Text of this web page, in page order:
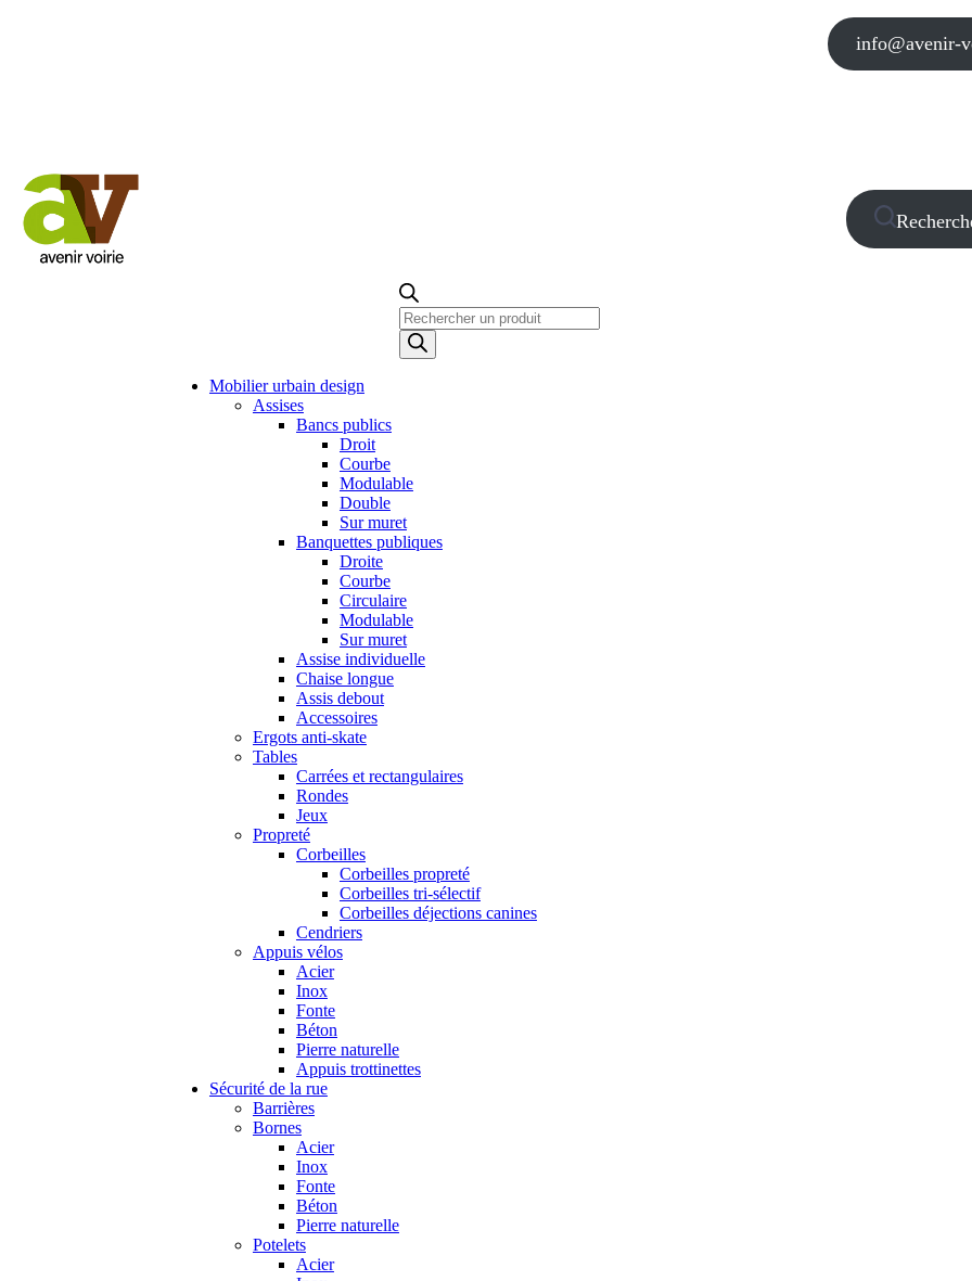
info@avenir-
Recherche
de
produits
Mobilier urbain design
Assises
Bancs publics
Droit
Courbe
Modulable
Double
Sur muret
Banquettes publiques
Droite
Courbe
Circulaire
Modulable
Sur muret
Assise individuelle
Chaise longue
Assis debout
Accessoires
Ergots anti-skate
Tables
Carrées et rectangulaires
Rondes
Jeux
Propreté
Corbeilles
Corbeilles propreté
Corbeilles tri-sélectif
Corbeilles déjections canines
Cendriers
Appuis vélos
Acier
Inox
Fonte
Béton
Pierre naturelle
Appuis trottinettes
Sécurité de la rue
Barrières
Bornes
Acier
Inox
Fonte
Béton
Pierre naturelle
Potelets
Acier